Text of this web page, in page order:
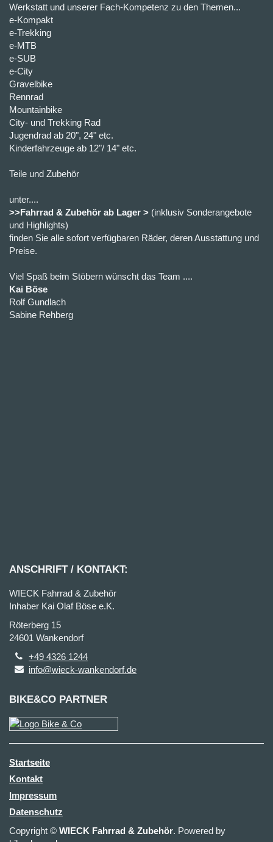
Werkstatt und unserer Fach-Kompetenz zu den Themen...
e-Kompakt
e-Trekking
e-MTB
e-SUB
e-City
Gravelbike
Rennrad
Mountainbike
City- und Trekking Rad
Jugendrad ab 20", 24" etc.
Kinderfahrzeuge ab 12"/ 14" etc.
Teile und Zubehör
unter....
>>Fahrrad & Zubehör ab Lager > (inklusiv Sonderangebote
und Highlights)
finden Sie alle sofort verfügbaren Räder, deren Ausstattung und
Preise.
Viel Spaß beim Stöbern wünscht das Team ....
Kai Böse
Rolf Gundlach
Sabine Rehberg
ANSCHRIFT / KONTAKT:
WIECK Fahrrad & Zubehör
Inhaber Kai Olaf Böse e.K.
Röterberg 15
24601 Wankendorf
+49 4326 1244
info@wieck-wankendorf.de
BIKE&CO PARTNER
Startseite
Kontakt
Impressum
Datenschutz
Copyright © WIECK Fahrrad & Zubehör. Powered by